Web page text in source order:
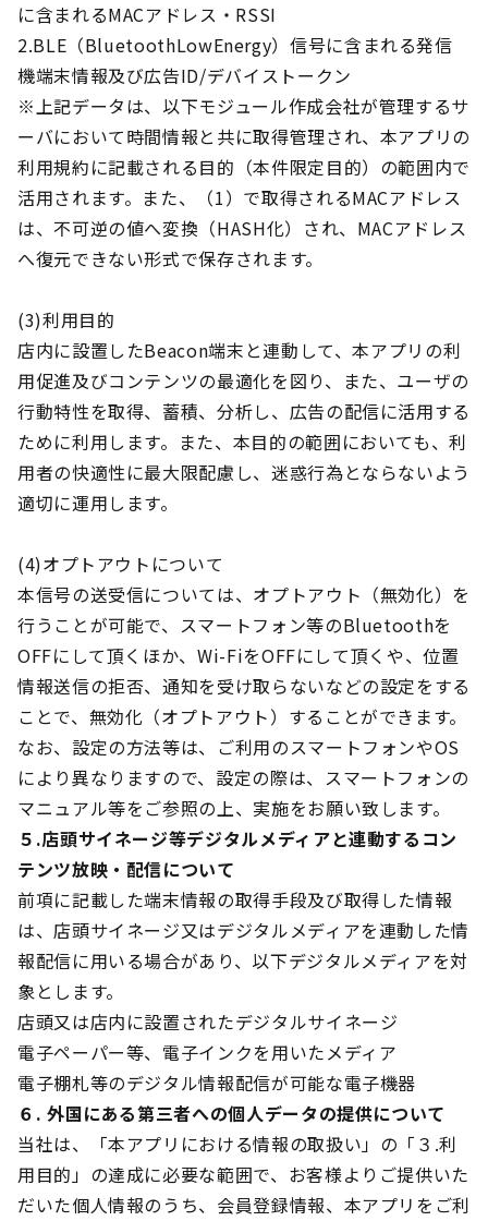
に含まれるMACアドレス・RSSI
2.BLE（BluetoothLowEnergy）信号に含まれる発信
機端末情報及び広告ID/デバイストークン
※上記データは、以下モジュール作成会社が管理するサ
ーバにおいて時間情報と共に取得管理され、本アプリの
利用規約に記載される目的（本件限定目的）の範囲内で
活用されます。また、（1）で取得されるMACアドレス
は、不可逆の値へ変換（HASH化）され、MACアドレス
へ復元できない形式で保存されます。
(3)利用目的
店内に設置したBeacon端末と連動して、本アプリの利
用促進及びコンテンツの最適化を図り、また、ユーザの
行動特性を取得、蓄積、分析し、広告の配信に活用する
ために利用します。また、本目的の範囲においても、利
用者の快適性に最大限配慮し、迷惑行為とならないよう
適切に運用します。
(4)オプトアウトについて
本信号の送受信については、オプトアウト（無効化）を
行うことが可能で、スマートフォン等のBluetoothを
OFFにして頂くほか、Wi-FiをOFFにして頂くや、位置
情報送信の拒否、通知を受け取らないなどの設定をする
ことで、無効化（オプトアウト）することができます。
なお、設定の方法等は、ご利用のスマートフォンやOS
により異なりますので、設定の際は、スマートフォンの
マニュアル等をご参照の上、実施をお願い致します。
５.店頭サイネージ等デジタルメディアと連動するコン
テンツ放映・配信について
前項に記載した端末情報の取得手段及び取得した情報
は、店頭サイネージ又はデジタルメディアを連動した情
報配信に用いる場合があり、以下デジタルメディアを対
象とします。
店頭又は店内に設置されたデジタルサイネージ
電子ペーパー等、電子インクを用いたメディア
電子棚札等のデジタル情報配信が可能な電子機器
６. 外国にある第三者への個人データの提供について
当社は、「本アプリにおける情報の取扱い」の「３.利
用目的」の達成に必要な範囲で、お客様よりご提供いた
だいた個人情報のうち、会員登録情報、本アプリをご利